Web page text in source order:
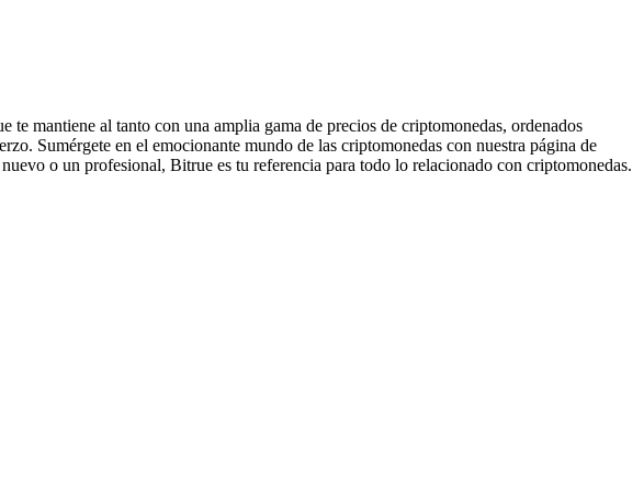
mantiene al tanto con una amplia gama de precios de criptomonedas, ordenados
Sumérgete en el emocionante mundo de las criptomonedas con nuestra página de
o un profesional, Bitrue es tu referencia para todo lo relacionado con criptomonedas.